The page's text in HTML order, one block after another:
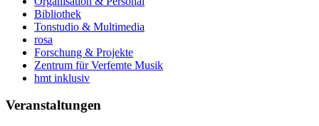
Bibliothek
Tonstudio & Multimedia
rosa
Forschung & Projekte
Zentrum für Verfemte Musik
hmt inklusiv
Veranstaltungen